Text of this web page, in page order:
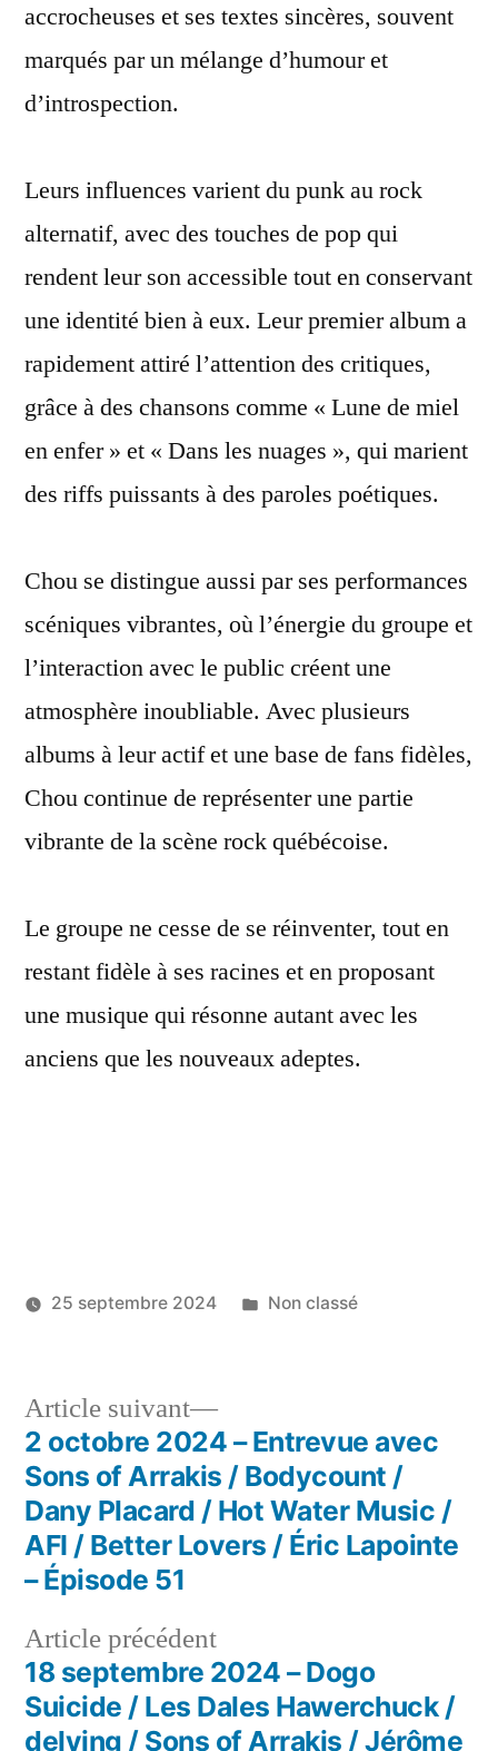
accrocheuses et ses textes sincères, souvent
marqués par un mélange d’humour et
d’introspection.
Leurs influences varient du punk au rock
alternatif, avec des touches de pop qui
rendent leur son accessible tout en conservant
une identité bien à eux. Leur premier album a
rapidement attiré l’attention des critiques,
grâce à des chansons comme « Lune de miel
en enfer » et « Dans les nuages », qui marient
des riffs puissants à des paroles poétiques.
Chou se distingue aussi par ses performances
scéniques vibrantes, où l’énergie du groupe et
l’interaction avec le public créent une
atmosphère inoubliable. Avec plusieurs
albums à leur actif et une base de fans fidèles,
Chou continue de représenter une partie
vibrante de la scène rock québécoise.
Le groupe ne cesse de se réinventer, tout en
restant fidèle à ses racines et en proposant
une musique qui résonne autant avec les
anciens que les nouveaux adeptes.
25 septembre 2024
Publié
Non classé
Navigation
de
l'article
Article précédentArticle
précédent :
18 septembre 2024 – Dogo
Suicide / Les Dales Hawerchuck /
delving / Sons of Arrakis / Jérôme
Article suivant
Article
Suivant :
2 octobre 2024 – Entrevue avec
Sons of Arrakis / Bodycount /
Dany Placard / Hot Water Music /
AFI / Better Lovers / Éric Lapointe
– Épisode 51